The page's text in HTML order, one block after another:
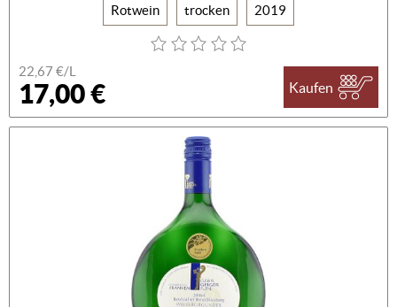
Rotwein trocken 2019
22,67 €/L
17,00 € Kaufen